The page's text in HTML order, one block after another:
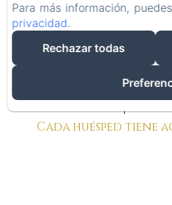
No
Cada huésped tiene
Para más información,
privacidad.
Rechazar todas